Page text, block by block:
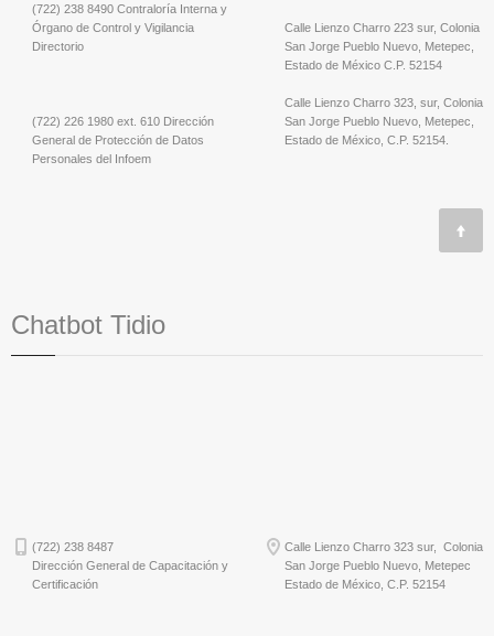
(722) 238 8490 Contraloría Interna y
Órgano de Control y Vigilancia
Directorio
(722) 226 1980 ext. 610 Dirección
General de Protección de Datos
Personales del Infoem
Calle Lienzo Charro 223 sur, Colonia
San Jorge Pueblo Nuevo, Metepec,
Estado de México C.P. 52154
Calle Lienzo Charro 323, sur, Colonia
San Jorge Pueblo Nuevo, Metepec,
Estado de México, C.P. 52154.
Chatbot Tidio
(722) 238 8487
Dirección General de Capacitación y
Certificación
Calle Lienzo Charro 323 sur, Colonia
San Jorge Pueblo Nuevo, Metepec
Estado de México, C.P. 52154